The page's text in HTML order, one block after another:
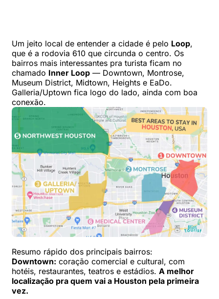
Um jeito local de entender a cidade é pelo Loop,
que é a rodovia 610 que circunda o centro. Os
bairros mais interessantes pra turista ficam no
chamado Inner Loop — Downtown, Montrose,
Museum District, Midtown, Heights e EaDo.
Galleria/Uptown fica logo do lado, ainda com boa
conexão.
Resumo rápido dos principais bairros:
Downtown: coração comercial e cultural, com
hotéis, restaurantes, teatros e estádios. A melhor
localização pra quem vai a Houston pela primeira
vez.